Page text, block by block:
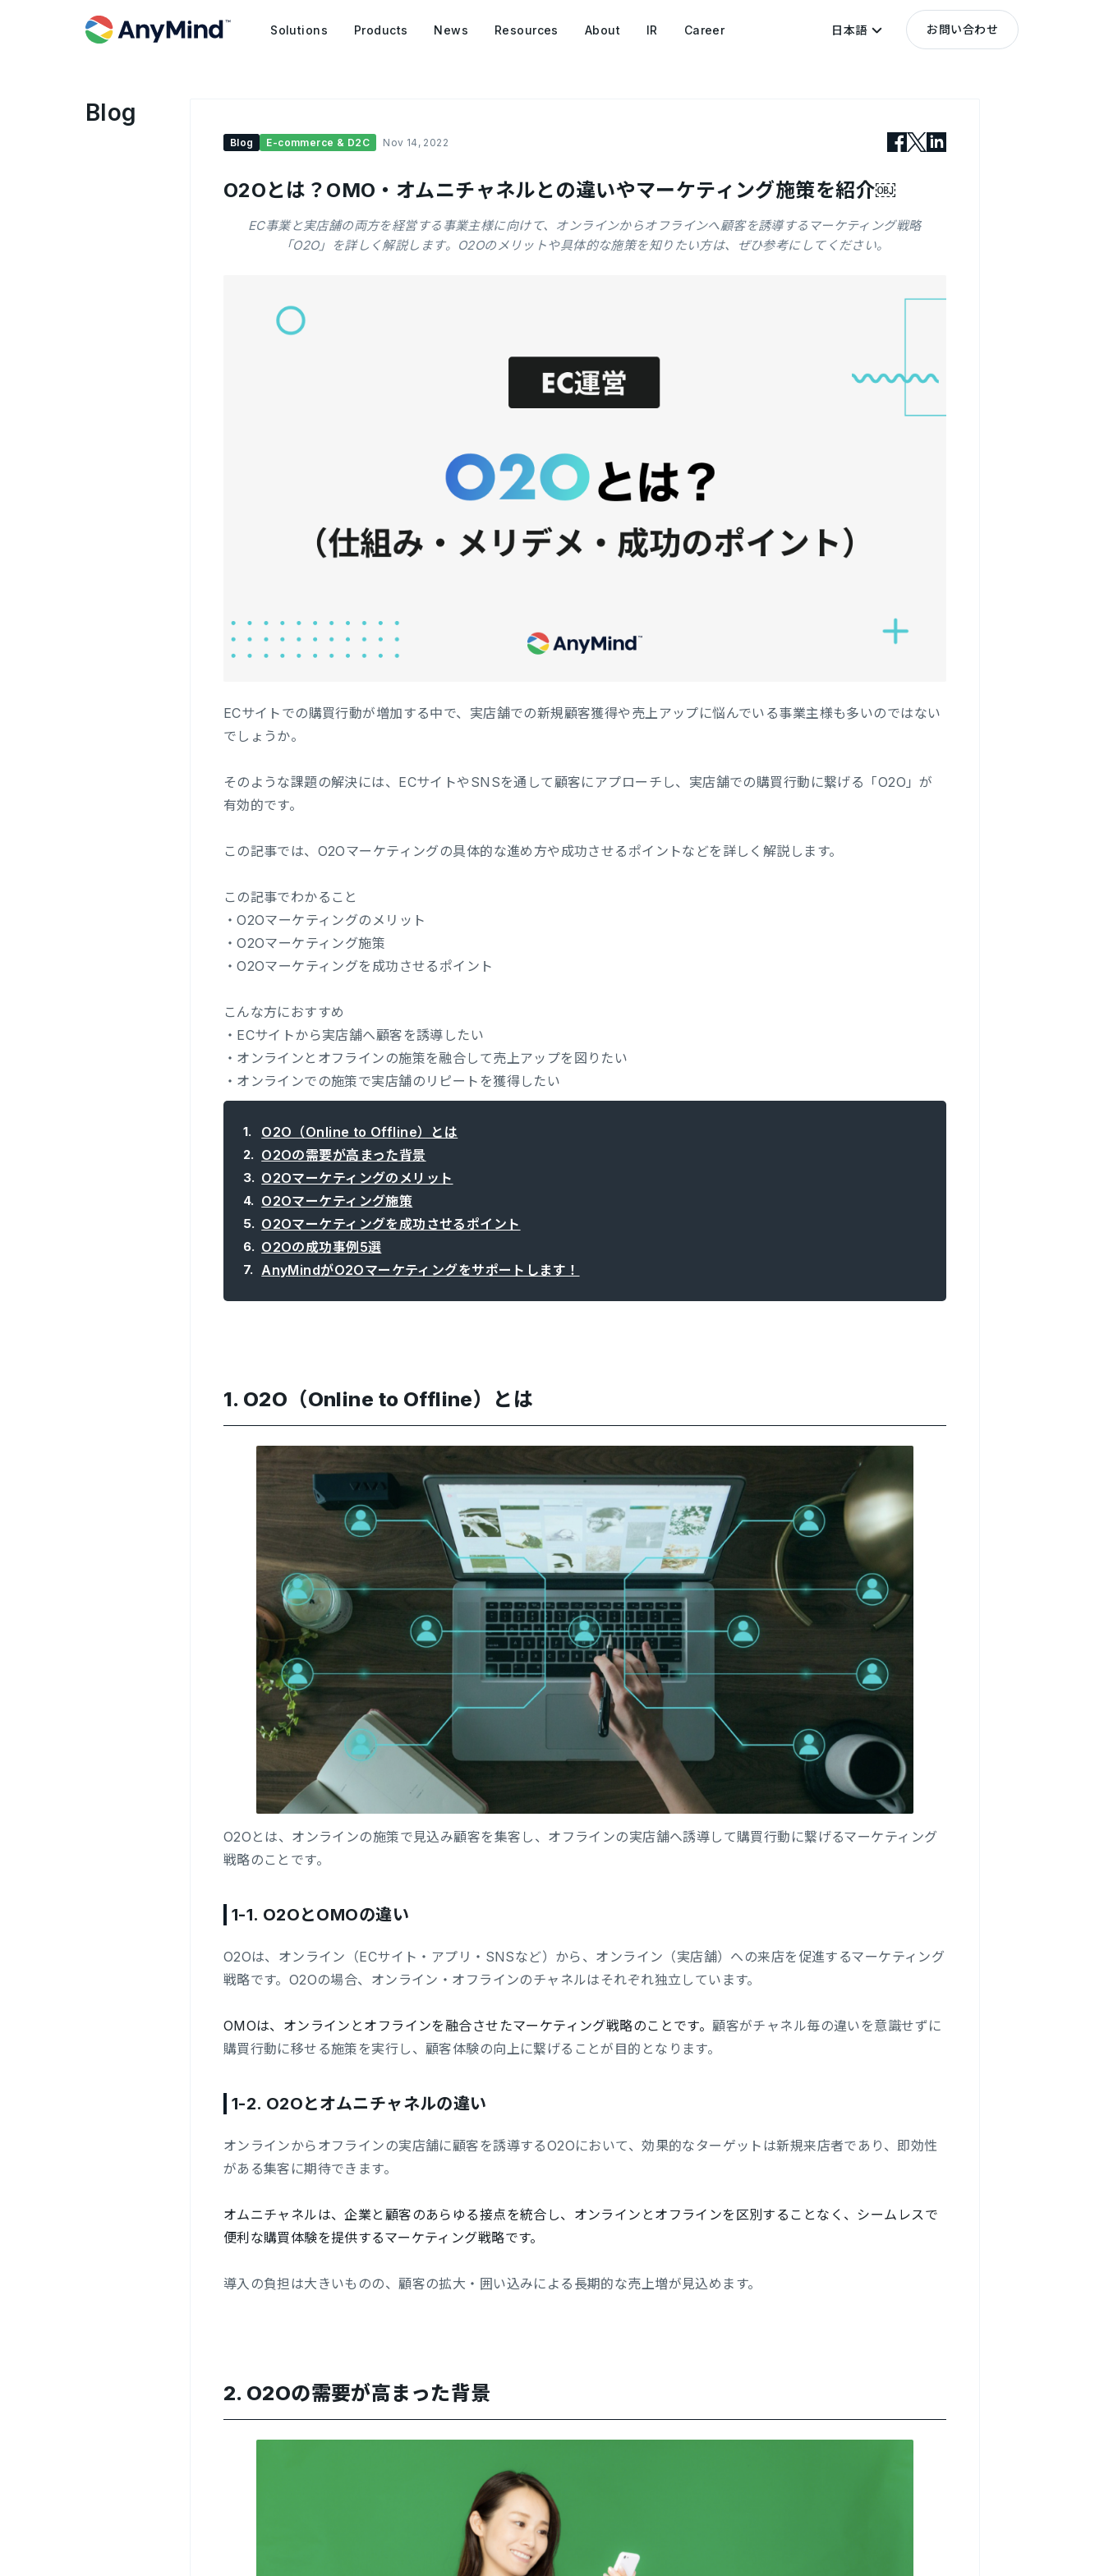
Solutions Products News Resources About IR Career 日本語 お問い合わせ
Blog
Blog E-commerce & D2C Nov 14, 2022
O2Oとは？OMO・オムニチャネルとの違いやマーケティング施策を紹介￼
EC事業と実店舗の両方を経営する事業主様に向けて、オンラインからオフラインへ顧客を誘導するマーケティング戦略
「O2O」を詳しく解説します。O2Oのメリットや具体的な施策を知りたい方は、ぜひ参考にしてください。
ECサイトでの購買行動が増加する中で、実店舗での新規顧客獲得や売上アップに悩んでいる事業主様も多いのではない
でしょうか。
そのような課題の解決には、ECサイトやSNSを通して顧客にアプローチし、実店舗での購買行動に繋げる「O2O」が
有効的です。
この記事では、O2Oマーケティングの具体的な進め方や成功させるポイントなどを詳しく解説します。
この記事でわかること
・O2Oマーケティングのメリット
・O2Oマーケティング施策
・O2Oマーケティングを成功させるポイント
こんな方におすすめ
・ECサイトから実店舗へ顧客を誘導したい
・オンラインとオフラインの施策を融合して売上アップを図りたい
・オンラインでの施策で実店舗のリピートを獲得したい
O2O（Online to Offline）とは
O2Oの需要が高まった背景
O2Oマーケティングのメリット
O2Oマーケティング施策
O2Oマーケティングを成功させるポイント
O2Oの成功事例5選
AnyMindがO2Oマーケティングをサポートします！
1. O2O（Online to Offline）とは
O2Oとは、オンラインの施策で見込み顧客を集客し、オフラインの実店舗へ誘導して購買行動に繋げるマーケティング
戦略のことです。
1-1. O2OとOMOの違い
O2Oは、オンライン（ECサイト・アプリ・SNSなど）から、オンライン（実店舗）への来店を促進するマーケティング
戦略です。O2Oの場合、オンライン・オフラインのチャネルはそれぞれ独立しています。
OMOは、オンラインとオフラインを融合させたマーケティング戦略のことです。顧客がチャネル毎の違いを意識せずに
購買行動に移せる施策を実行し、顧客体験の向上に繋げることが目的となります。
1-2. O2Oとオムニチャネルの違い
オンラインからオフラインの実店舗に顧客を誘導するO2Oにおいて、効果的なターゲットは新規来店者であり、即効性
がある集客に期待できます。
オムニチャネルは、企業と顧客のあらゆる接点を統合し、オンラインとオフラインを区別することなく、シームレスで
便利な購買体験を提供するマーケティング戦略です。
導入の負担は大きいものの、顧客の拡大・囲い込みによる長期的な売上増が見込めます。
2. O2Oの需要が高まった背景